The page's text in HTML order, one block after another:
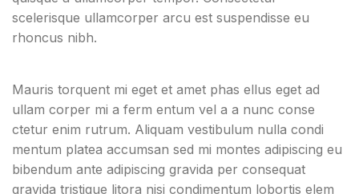
scelerisque ullamcorper arcu est suspendisse eu
rhoncus nibh.
Mauris torquent mi eget et amet phas ellus eget ad
ullam corper mi a ferm entum vel a a nunc conse
ctetur enim rutrum. Aliquam vestibulum nulla condi
mentum platea accumsan sed mi montes adipiscing eu
bibendum ante adipiscing gravida per consequat
gravida tristique litora nisi condimentum lobortis elem